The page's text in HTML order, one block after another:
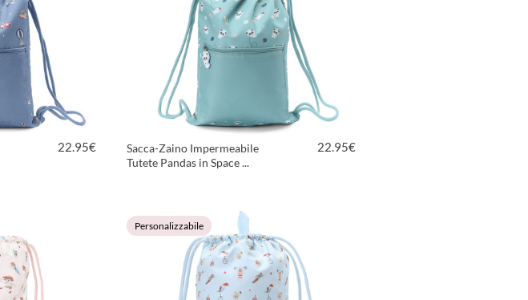
22.95€
Sacca-Zaino Impermeabile
Tutete Pandas in Space ...
22.95€
Personalizzabile